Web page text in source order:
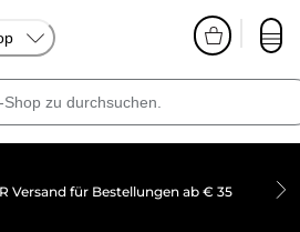
Versand für Bestellungen ab € 35